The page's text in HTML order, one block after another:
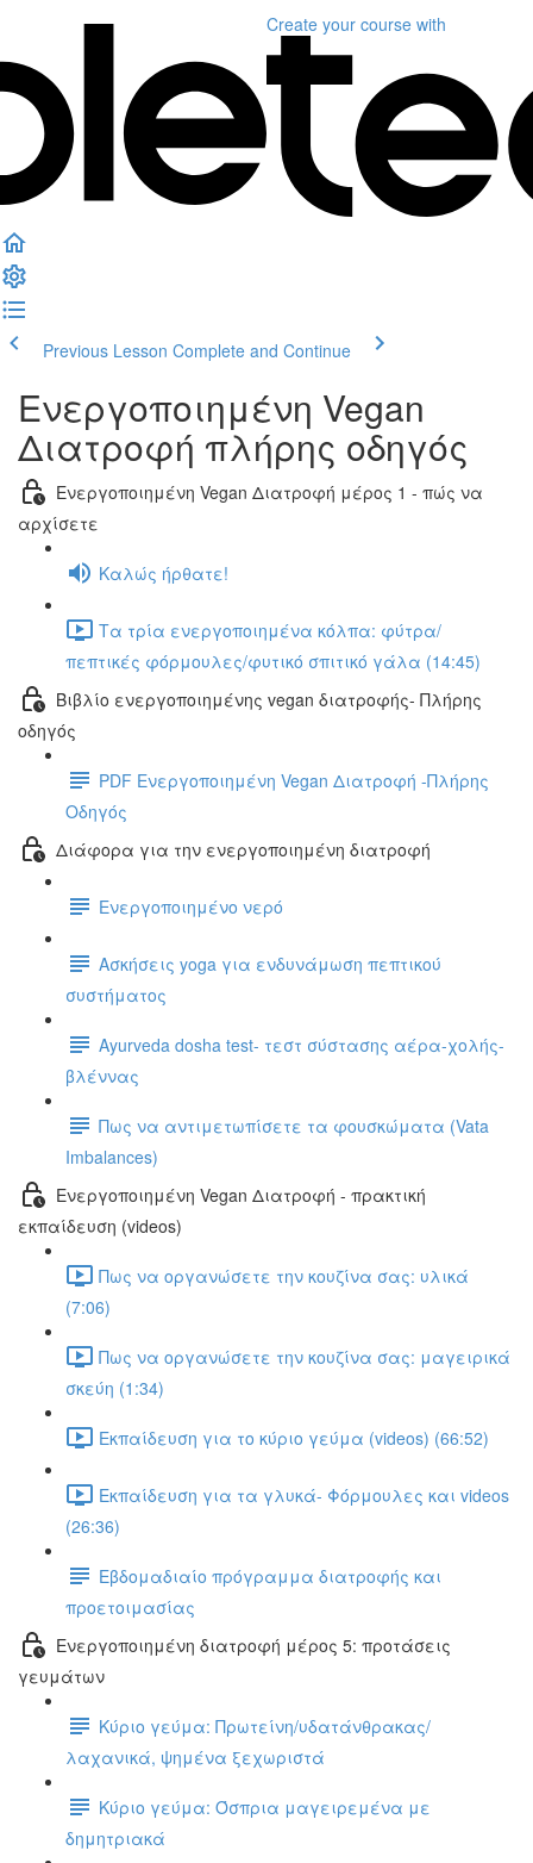
Create your course with
Previous Lesson Complete and Continue
Ενεργοποιημένη Vegan
Διατροφή πλήρης οδηγός
Ενεργοποιημένη Vegan Διατροφή μέρος 1 - πώς να
αρχίσετε
Καλώς ήρθατε!
Τα τρία ενεργοποιημένα κόλπα: φύτρα/
πεπτικές φόρμουλες/φυτικό σπιτικό γάλα (14:45)
Βιβλίο ενεργοποιημένης vegan διατροφής- Πλήρης
οδηγός
PDF Ενεργοποιημένη Vegan Διατροφή -Πλήρης
Οδηγός
Διάφορα για την ενεργοποιημένη διατροφή
Ενεργοποιημένο νερό
Ασκήσεις yoga για ενδυνάμωση πεπτικού
συστήματος
Ayurveda dosha test- τεστ σύστασης αέρα-χολής-
βλέννας
Πως να αντιμετωπίσετε τα φουσκώματα (Vata
Imbalances)
Ενεργοποιημένη Vegan Διατροφή - πρακτική
εκπαίδευση (videos)
Πως να οργανώσετε την κουζίνα σας: υλικά
(7:06)
Πως να οργανώσετε την κουζίνα σας: μαγειρικά
σκεύη (1:34)
Εκπαίδευση για το κύριο γεύμα (videos) (66:52)
Εκπαίδευση για τα γλυκά- Φόρμουλες και videos
(26:36)
Εβδομαδιαίο πρόγραμμα διατροφής και
προετοιμασίας
Ενεργοποιημένη διατροφή μέρος 5: προτάσεις
γευμάτων
Κύριο γεύμα: Πρωτείνη/υδατάνθρακας/
λαχανικά, ψημένα ξεχωριστά
Κύριο γεύμα: Όσπρια μαγειρεμένα με
δημητριακά